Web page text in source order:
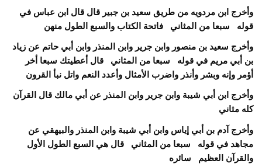
وأخرج ابن مردويه من طريق سعيد بن جبير قال قال ابن عباس في
قوله سبعا من المثاني فاتحة الكتاب والسبع الطول منهن
وأخرج سعيد بن منصور وابن جرير وابن المنذر وابن أبي حاتم عن زياد
بن أبي مريم في قوله سبعا من المثاني قال أعطيتك سبعا أخر
أؤمر وإنه وبشر وأنذر واضرب الأمثال وأعدد النعم واتل نبأ القرون
وأخرج ابن أبي شيبة وابن جرير وابن المنذر عن أبي مالك قال القرآن
كله مثاني
وأخرج آدم بن أبي إياس وابن أبي شيبة وابن المنذر والبيهقي عن
مجاهد في قوله سبعا من المثاني قال هي السبع الطول الأول
والقرآن العظيم سائره